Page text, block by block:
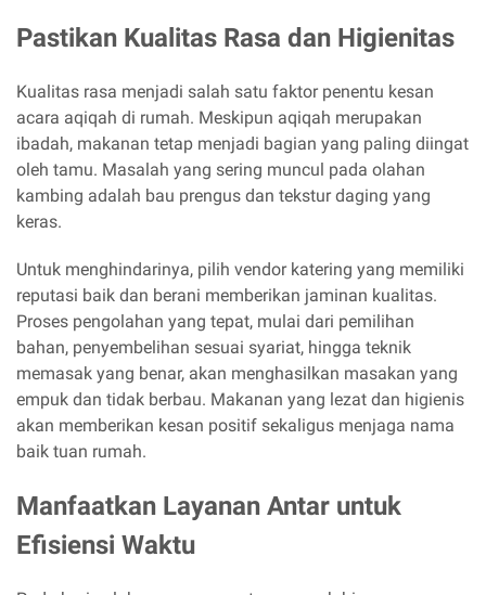
Pastikan Kualitas Rasa dan Higienitas
Kualitas rasa menjadi salah satu faktor penentu kesan
acara aqiqah di rumah. Meskipun aqiqah merupakan
ibadah, makanan tetap menjadi bagian yang paling diingat
oleh tamu. Masalah yang sering muncul pada olahan
kambing adalah bau prengus dan tekstur daging yang
keras.
Untuk menghindarinya, pilih vendor katering yang memiliki
reputasi baik dan berani memberikan jaminan kualitas.
Proses pengolahan yang tepat, mulai dari pemilihan
bahan, penyembelihan sesuai syariat, hingga teknik
memasak yang benar, akan menghasilkan masakan yang
empuk dan tidak berbau. Makanan yang lezat dan higienis
akan memberikan kesan positif sekaligus menjaga nama
baik tuan rumah.
Manfaatkan Layanan Antar untuk
Efisiensi Waktu